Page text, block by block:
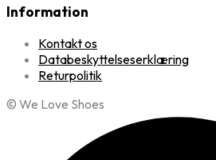
Information
Kontakt os
Databeskyttelseserklæring
Returpolitik
© We Love Shoes